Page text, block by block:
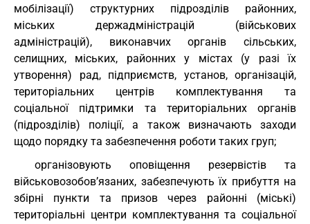
мобілізації) структурних підрозділів районних,
міських держадміністрацій (військових
адміністрацій), виконавчих органів сільських,
селищних, міських, районних у містах (у разі їх
утворення) рад, підприємств, установ, організацій,
територіальних центрів комплектування та
соціальної підтримки та територіальних органів
(підрозділів) поліції, а також визначають заходи
щодо порядку та забезпечення роботи таких груп;
організовують оповіщення резервістів та
військовозобов’язаних, забезпечують їх прибуття на
збірні пункти та призов через районні (міські)
територіальні центри комплектування та соціальної